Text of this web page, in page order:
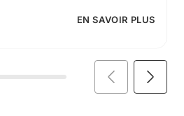
EN SAVOIR PLUS